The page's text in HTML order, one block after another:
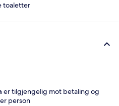
toaletter
er tilgjengelig mot betaling og
person